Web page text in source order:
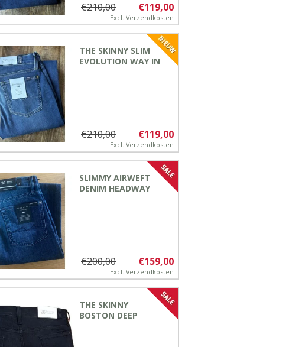
€119,00
€210,00
Excl. Verzendkosten
THE SKINNY SLIM
EVOLUTION WAY IN
€119,00
€210,00
Excl. Verzendkosten
SLIMMY AIRWEFT
DENIM HEADWAY
€159,00
€200,00
Excl. Verzendkosten
THE SKINNY
BOSTON DEEP